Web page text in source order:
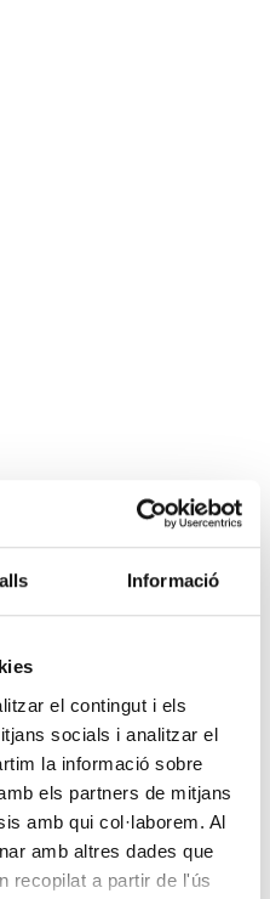
Informació
el contingut i els
socials i analitzar el
la informació sobre
els partners de mitjans
amb qui col·laborem. Al
amb altres dades que
recopilat a partir de l'ús